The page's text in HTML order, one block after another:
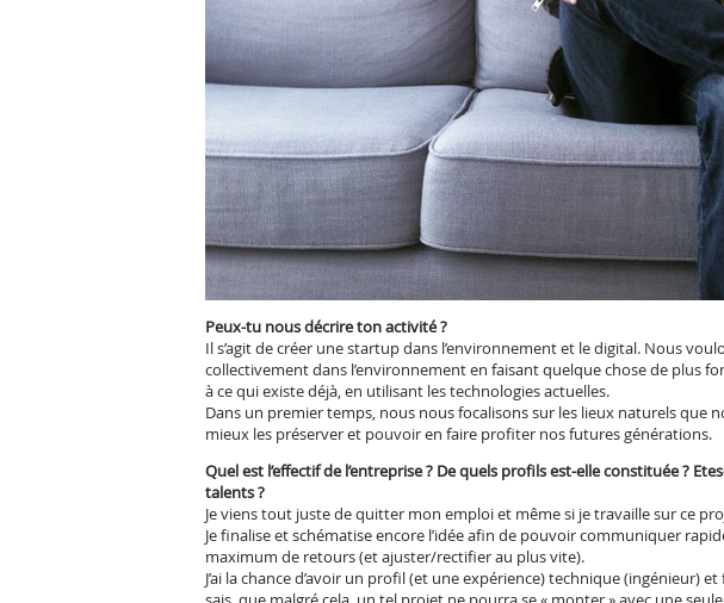
Peux-tu nous décrire ton activité ?
Il s’agit de créer une startup dans l’environnement et le digital. Nous
collectivement dans l’environnement en faisant quelque chose de plus
à ce qui existe déjà, en utilisant les technologies actuelles.
Dans un premier temps, nous nous focalisons sur les lieux naturels que
mieux les préserver et pouvoir en faire profiter nos futures générations.
Quel est l’effectif de l’entreprise ? De quels profils est-elle constituée ?
talents ?
Je viens tout juste de quitter mon emploi et même si je travaille sur ce
Je finalise et schématise encore l’idée afin de pouvoir communiquer
maximum de retours (et ajuster/rectifier au plus vite).
J’ai la chance d’avoir un profil (et une expérience) technique (ingénieur)